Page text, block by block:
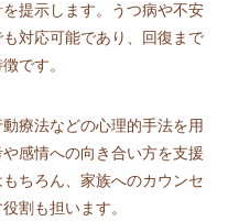
提示します。うつ病や不安
対応可能であり、回復まで
です。
療法などの心理的手法を用
感情への向き合い方を支援
ちろん、家族へのカウンセ
割も担います。